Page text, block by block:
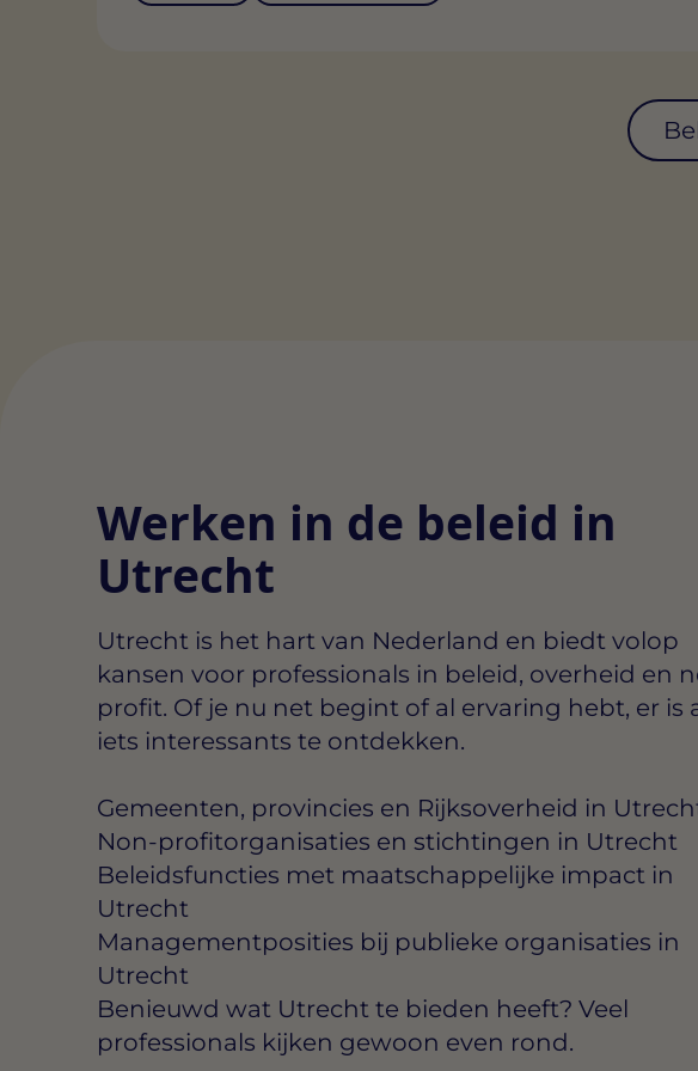
Werken in de beleid in
Utrecht
Utrecht is het hart van Nederland en biedt volop
kansen voor professionals in beleid, overheid en
profit. Of je nu net begint of al ervaring hebt, er is
iets interessants te ontdekken.
Gemeenten, provincies en Rijksoverheid in
Non-profitorganisaties en stichtingen in Utrecht
Beleidsfuncties met maatschappelijke impact in
Utrecht
Managementposities bij publieke organisaties in
Utrecht
Benieuwd wat Utrecht te bieden heeft? Veel
professionals kijken gewoon even rond.